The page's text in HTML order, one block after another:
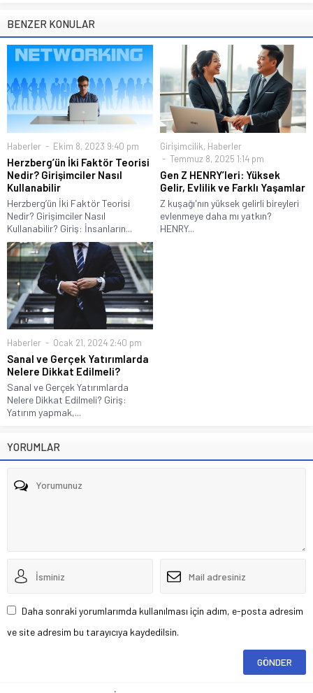
BENZER KONULAR
Haberler Ekim 8, 2023 9:40 pm
Herzberg’ün İki Faktör Teorisi
Nedir? Girişimciler Nasıl
Kullanabilir
Herzberg’ün İki Faktör Teorisi
Nedir? Girişimciler Nasıl
Kullanabilir? Giriş: İnsanların...
Girişimcilik, Haberler
Temmuz 8, 2025 1:14 pm
Gen Z HENRY’leri: Yüksek
Gelir, Evlilik ve Farklı Yaşamlar
Z kuşağı'nın yüksek gelirli bireyleri
evlenmeye daha mı yatkın?
HENRY...
Haberler Ocak 21, 2024 2:40 pm
Sanal ve Gerçek Yatırımlarda
Nelere Dikkat Edilmeli?
Sanal ve Gerçek Yatırımlarda
Nelere Dikkat Edilmeli? Giriş:
Yatırım yapmak,...
YORUMLAR
Daha sonraki yorumlarımda kullanılması için adım, e-posta adresim
ve site adresim bu tarayıcıya kaydedilsin.